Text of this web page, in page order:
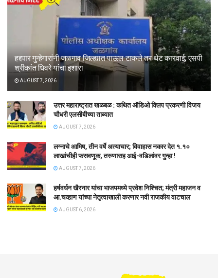
हद्दपार गुन्हेगारांनी जळगाव जिल्ह्यात पाऊल टाकले तर थेट कारवाई; एसपी
श्रीकांत धिवरे यांचा इशारा
AUGUST 7, 2026
उत्तर महाराष्ट्रात खळबळ : कथित ऑडिओ क्लिप प्रकरणी विजय
चौधरी एलसीबीच्या ताब्यात
AUGUST 7, 2026
लग्नाचे आमिष, तीन वर्षे अत्याचार; विवाहास नकार देत १.१०
लाखांचीही फसवणूक, तरुणासह आई-वडिलांवर गुन्हा !
AUGUST 7, 2026
हर्षवर्धन खैरनार यांचा भाजपमध्ये प्रवेश निश्चित; मंत्री महाजन व
आ.चव्हाण यांच्या नेतृत्वाखाली करणार नवी राजकीय वाटचाल
AUGUST 6, 2026